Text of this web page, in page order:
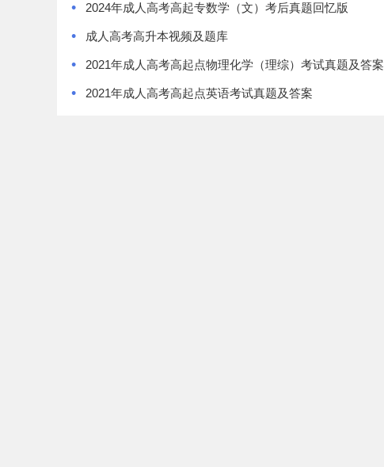
• 2024年成人高考高起专数学（文）考后真题回忆版
• 成人高考高升本视频及题库
• 2021年成人高考高起点物理化学（理综）考试真题及答案
• 2021年成人高考高起点英语考试真题及答案